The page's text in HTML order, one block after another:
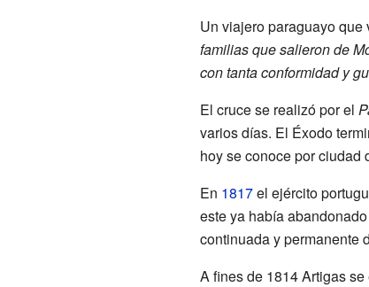
Un viajero paraguayo
familias que salieron de
con tanta conformidad y
El cruce se realizó por el
varios días. El Éxodo
hoy se conoce por
En 1817el ejército
este ya había
continuada y permanente
A fines de 1814 Artigas